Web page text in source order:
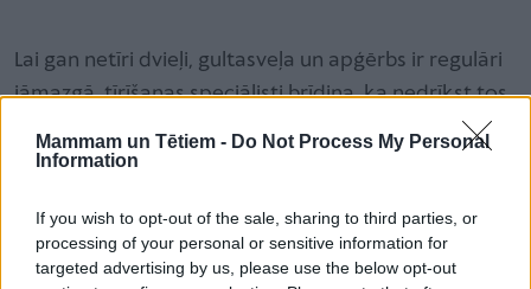
Mammam un Tētiem - Do Not Process My Personal
Information
If you wish to opt-out of the sale, sharing to third parties, or
processing of your personal or sensitive information for
targeted advertising by us, please use the below opt-out
Lai gan netīri dvieļi, gultasveļa un apģērbs ir regulāri
jāmazgā, tīrīšanas speciālisti brīdina, ka nedrīkst tos
veļas mazgājamajā mašīnā.
Kāpēc?
Protams, izmazgāt visas netīrās drēbes uzreiz, ir
daudz vieglāk un tas ietaupa kā laiku, tā tēriņus,